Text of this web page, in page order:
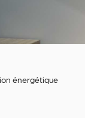
énergétique